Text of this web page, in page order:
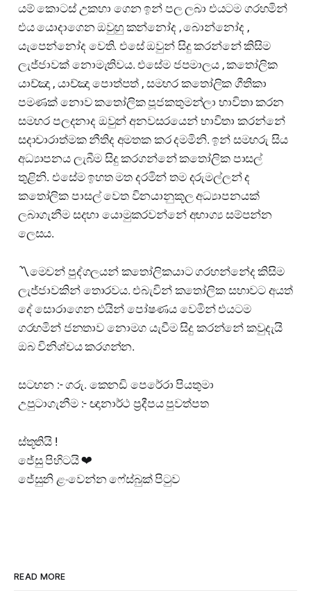
යම් කොටස් උකහා ගෙන ඉන් පල ලබා එයටම ගරහමින්
එය යොදාගෙන ඔවුහු කන්නෝද , බොන්නෝද ,
යැපෙන්නෝද වෙති. එසේ ඔවුන් සිදු කරන්නේ කිසිම
ලැජ්ජාවක් නොමැතිවය. එසේම ජපමාලය , කතෝලික
යාච්ඤා , යාච්ඤා පොත්පත් , සමහර කතෝලික ගීතිකා
පමණක් නොව කතෝලික පූජකතුමන්ලා භාවිතා කරන
සමහර පලදනාද ඔවුන් අනවසරයෙන් භාවිතා කරන්නේ
සදාචාරාත්මක නීතිද අමතක කර දමමිනි. ඉන් සමහරු සිය
අධ්‍යාපනය ලැබීම සිදු කරගන්නේ කතෝලික පාසල්
තුළිනි. එසේම ඉහත මත දරමින් තම දරුමල්ලන් ද
කතෝලික පාසල් වෙත විනයානුකූල අධ්‍යාපනයක්
ලබාගැනීම සදහා යොමුකරවන්නේ අභාග්‍ය සම්පන්න
ලෙසය.
〽️මෙවන් පුද්ගලයන් කතෝලිකයාට ගරහන්නේද කිසිම
ලැජ්ජාවකින් තොරවය. එබැවින් කතෝලික සභාවට අයත්
දේ සොරාගෙන එයින් පෝෂණය වෙමින් එයටම
ගරහමින් ජනතාව නොමග යැවීම සිදු කරන්නේ කවුදැයි
ඔබ විනිශ්චය කරගන්න.
සටහන :- ගරු. කෙනඩි පෙරේරා පියතුමා
උපුටාගැනීම :- ඥානාර්ථ ප්‍රදීපය පුවත්පත
ස්තූතියි !
ජේසු පිහිටයි ❤
ජේසුනි ළංවෙන්න ෆේස්බුක් පිටුව
READ MORE